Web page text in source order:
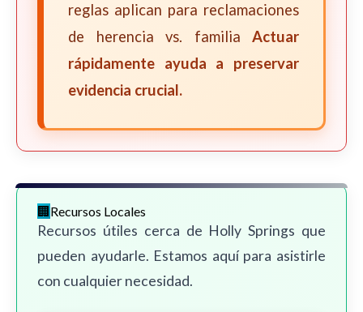
reglas aplican para reclamaciones
de herencia vs. familia Actuar
rápidamente ayuda a preservar
evidencia crucial.
Recursos Locales
Recursos útiles cerca de Holly Springs que
pueden ayudarle. Estamos aquí para asistirle
con cualquier necesidad.